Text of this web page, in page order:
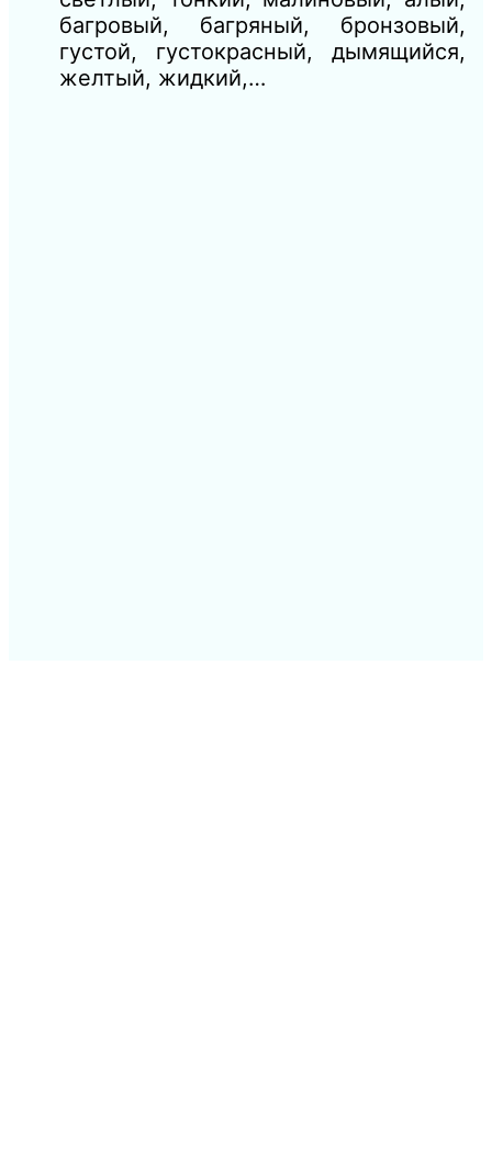
багровый, багряный, бронзовый,
густой, густокрасный, дымящийся,
желтый, жидкий,…